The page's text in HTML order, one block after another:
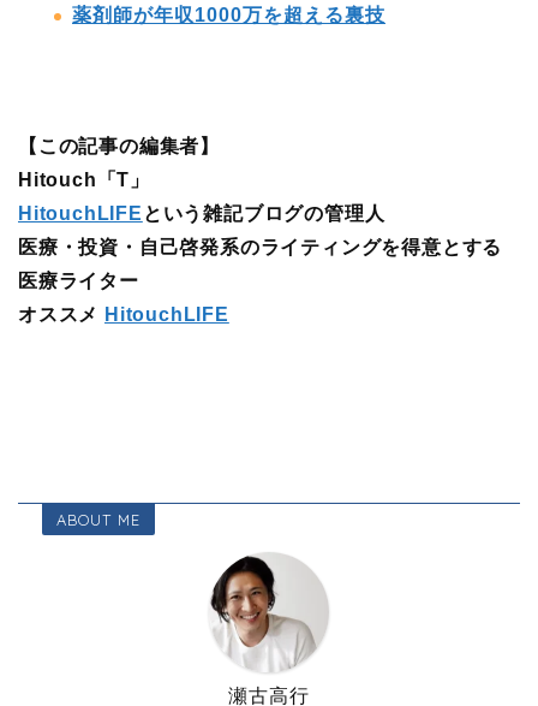
薬剤師が年収1000万を超える裏技
【この記事の編集者】
Hitouch「T」
HitouchLIFE という雑記ブログの管理人
医療・投資・自己啓発系のライティングを得意とする
医療ライター
オススメ
HitouchLIFE
ABOUT ME
瀬古高行